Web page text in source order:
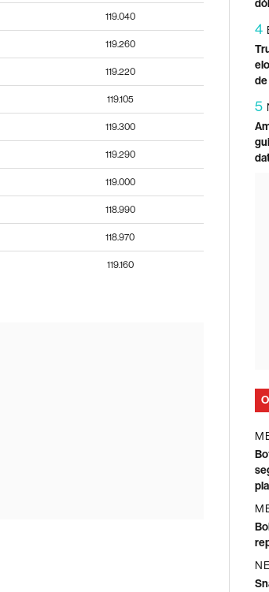
119.040
119.260
119.220
119.105
119.300
119.290
119.000
118.990
118.970
119.160
4
5